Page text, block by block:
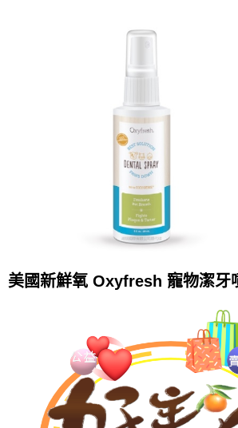
美國新鮮氧 Oxyfresh 寵物潔牙